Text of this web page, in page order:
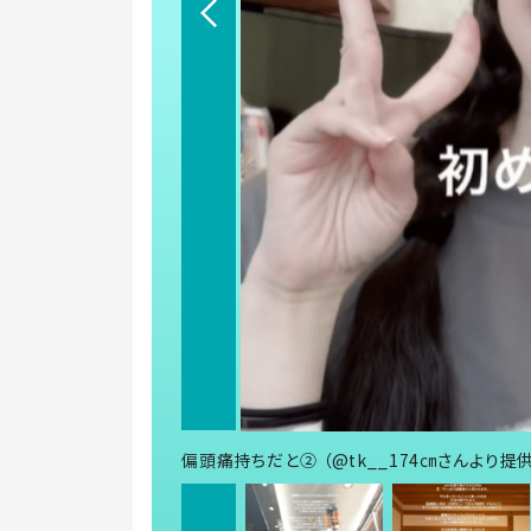
偏頭痛持ちだと② （@tk__174㎝さんより提